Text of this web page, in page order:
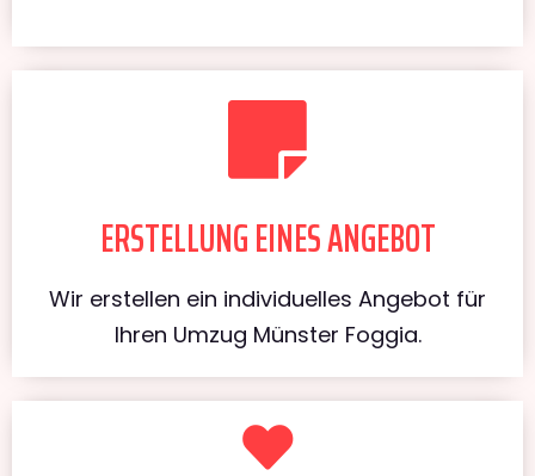
ERSTELLUNG EINES ANGEBOT
Wir erstellen ein individuelles Angebot für
Ihren Umzug Münster Foggia.